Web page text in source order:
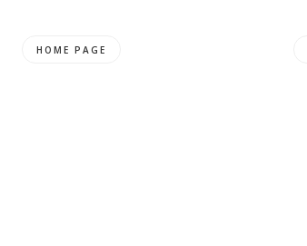
HOME PAGE